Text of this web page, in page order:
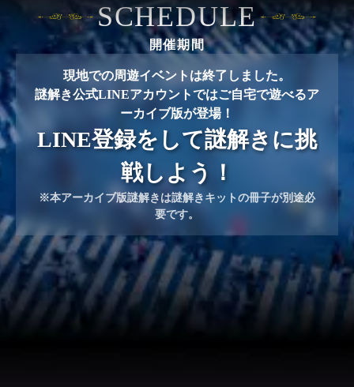
SCHEDULE
開催期間
現地での周遊イベントは終了しました。
謎解き公式LINEアカウントではご自宅で遊べるア
ーカイブ版が登場！
LINE登録をして謎解きに挑
戦しよう！
※本アーカイブ版謎解きは謎解きキットの冊子が別途必
要です。